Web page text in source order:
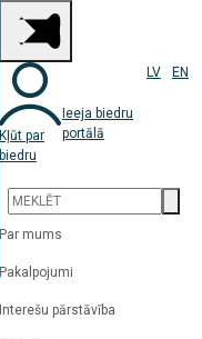
Kļūt par
biedru
Ieeja biedru
portālā
LV EN
Par mums
Pakalpojumi
Interešu pārstāvība